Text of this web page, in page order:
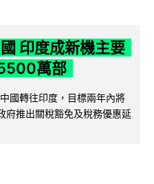
印度成新機主要
萬部
國轉往印度，目標兩年內將
府推出關稅豁免及稅務優惠延